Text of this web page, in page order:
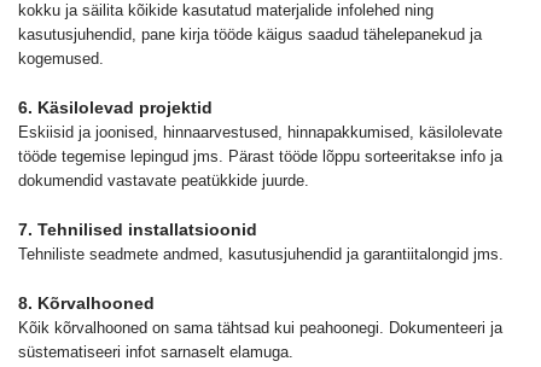
kokku ja säilita kõikide kasutatud materjalide infolehed ning
kasutusjuhendid, pane kirja tööde käigus saadud tähelepanekud ja
kogemused.
6. Käsilolevad projektid
Eskiisid ja joonised, hinnaarvestused, hinnapakkumised, käsilolevate
tööde tegemise lepingud jms. Pärast tööde lõppu sorteeritakse info ja
dokumendid vastavate peatükkide juurde.
7. Tehnilised installatsioonid
Tehniliste seadmete andmed, kasutusjuhendid ja garantiitalongid jms.
8. Kõrvalhooned
Kõik kõrvalhooned on sama tähtsad kui peahoonegi. Dokumenteeri ja
süstematiseeri infot sarnaselt elamuga.